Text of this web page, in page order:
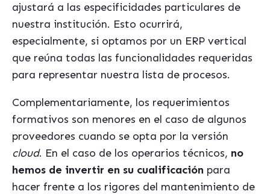
ajustará a las especificidades particulares de
nuestra institución. Esto ocurrirá,
especialmente, si optamos por un ERP vertical
que reúna todas las funcionalidades requeridas
para representar nuestra lista de procesos.
Complementariamente, los requerimientos
formativos son menores en el caso de algunos
proveedores cuando se opta por la versión
cloud. En el caso de los operarios técnicos, no
hemos de invertir en su cualificación para
hacer frente a los rigores del mantenimiento de